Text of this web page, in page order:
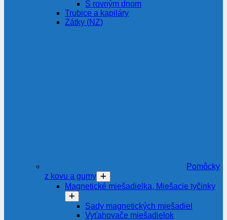
S rovným dnom
Trubice a kapiláry
Zátky (NZ)
Pomôcky
z kovu a gumy
Magnetické miešadielka, Miešacie tyčinky
Sady magnetických miešadiel
Vyťahovače miešadielok